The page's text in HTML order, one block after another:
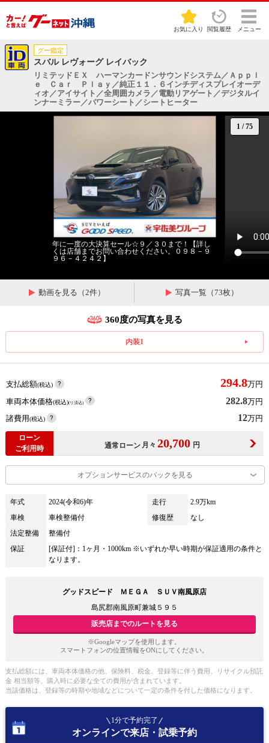
お気に入り 閲覧履歴 メニュー
グー鑑定
スバル レヴォーグ レイバック
リミテッドＥＸ ハーマンカードンサウンドシステム／Ａｐｐｌ
ｅ Ｃａｒ Ｐｌａｙ／純正１１．６インチディスプレイオーデ
ィオ／アイサイト／全周囲カメラ／電動リアゲート／デジタルイ
ンナーミラー／パワーシート／シートヒーター
1 /75
年に一度の大決算セール☆９／３０まで！【詳し
くは店舗までお問い合わせください。０９８－９
９６－４２４２】
動画を見る（2件） 写真一覧（73枚）
360度の写真を見る
内装1
支払総額(税込) 294.8万円
車両本体価格(税込)(リ済込) 282.8万円
諸費用(税込) 12万円
ローン
ご利用時
通常ローン 月々 20,700 円
オプションサービスのパックを見る
年式 2024(令和6)年 走行
2.9万km
車検
車検整備付 修復歴
なし
法定整備
整備付
保証
[保証付]：1ヶ月・1000km ※いずれか早い時期が保証適用の条件と
なります。
グッドスピード ＭＥＧＡ ＳＵＶ南風原店
島尻郡南風原町兼城５９５
販売店までのルートを見る
※Googleマップを使用します。
スマートフォンの位置情報をONにしてください。
支払総額には、車両本体価格の他、保険料、税金、登録等に伴う費用、リサイクル預託
金 相当額等、購入時に必要な全ての費用が含まれています。
当該価格は、登録等の時期や地域などについて一定の条件を付した価格になります。
1分で予約完了
オンラインで来店・試乗予約